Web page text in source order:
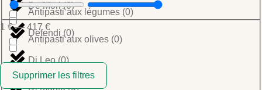
Antipasti aux légumes (0)
Antipasti aux olives (0)
De Mori(0)
Defendi (0)
Di Leo(0)
Di Marco(0)
1 €— 417€
Supprimer les filtres